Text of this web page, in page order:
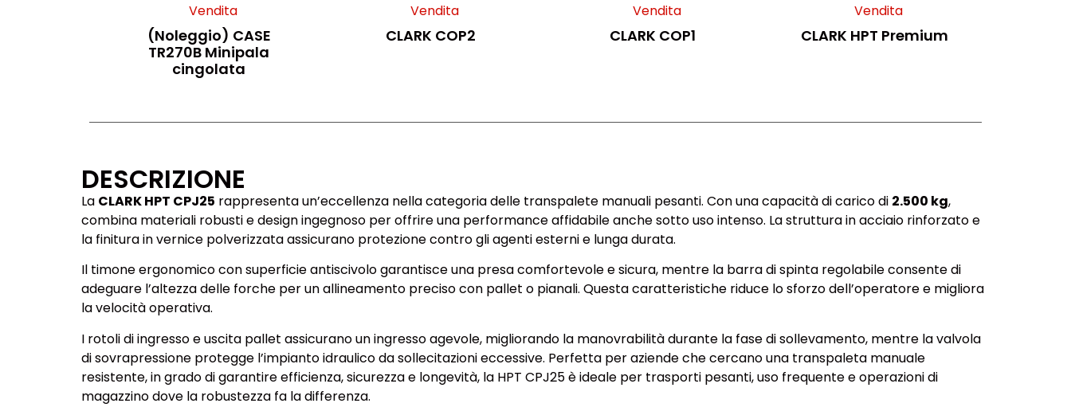
Vendita
(Noleggio) CASE
TR270B Minipala
cingolata
Vendita
CLARK COP2
Vendita
CLARK COP1
Vendita
CLARK HPT Premium
DESCRIZIONE
La CLARK HPT CPJ25 rappresenta un’eccellenza nella categoria delle transpalete manuali pesanti. Con una capacità di carico di 2.500 kg,
combina materiali robusti e design ingegnoso per offrire una performance affidabile anche sotto uso intenso. La struttura in acciaio rinforzato e
la finitura in vernice polverizzata assicurano protezione contro gli agenti esterni e lunga durata.
Il timone ergonomico con superficie antiscivolo garantisce una presa comfortevole e sicura, mentre la barra di spinta regolabile consente di
adeguare l’altezza delle forche per un allineamento preciso con pallet o pianali. Questa caratteristiche riduce lo sforzo dell’operatore e migliora
la velocità operativa.
I rotoli di ingresso e uscita pallet assicurano un ingresso agevole, migliorando la manovrabilità durante la fase di sollevamento, mentre la valvola
di sovrapressione protegge l’impianto idraulico da sollecitazioni eccessive. Perfetta per aziende che cercano una transpaleta manuale
resistente, in grado di garantire efficienza, sicurezza e longevità, la HPT CPJ25 è ideale per trasporti pesanti, uso frequente e operazioni di
magazzino dove la robustezza fa la differenza.